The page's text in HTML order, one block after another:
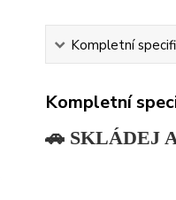
Kompletní
Kompletní
🚗 SKLÁDEJ